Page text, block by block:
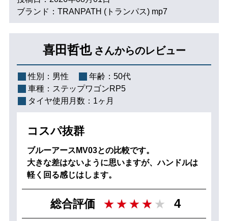
ブランド：TRANPATH (トランパス) mp7
喜田哲也 さんからのレビュー
性別： 男性 年齢： 50代
車種： ステップワゴンRP5
タイヤ使用月数： 1ヶ月
コスパ抜群
ブルーアースMV03との比較です。
大きな差はないように思いますが、ハンドルは
軽く回る感じはします。
総合評価 4